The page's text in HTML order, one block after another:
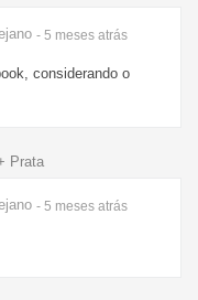
- 5 meses atrás
considerando o
Prata
- 5 meses atrás